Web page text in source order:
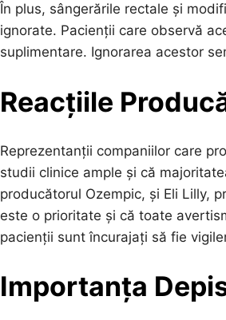
În plus, sângerările rectale și
ignorate. Pacienții care observă
suplimentare. Ignorarea acestor
Reacțiile
Reprezentanții companiilor care
studii clinice ample și că
producătorul Ozempic, și Eli Lilly,
este o prioritate și că toate
pacienții sunt încurajați să fie
Importanța